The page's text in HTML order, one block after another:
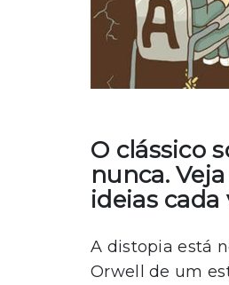
O clássico
nunca.
ideias
A distopia está
Orwell de um